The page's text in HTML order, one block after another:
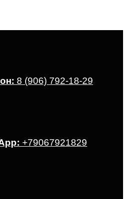
8 (906) 792-18-29
+79067921829